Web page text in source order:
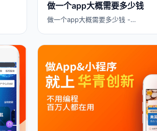
做一个app大概需要多少钱
做一个app大概需要多少钱 -…